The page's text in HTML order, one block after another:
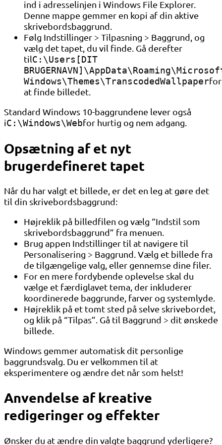
ind i adresselinjen i Windows File Explorer.
Denne mappe gemmer en kopi af din aktive
skrivebordsbaggrund.
Følg Indstillinger > Tilpasning > Baggrund, og
vælg det tapet, du vil finde. Gå derefter
tilC:\Users[DIT
Windows\Themes\TranscodedWallpaperfor
at finde billedet.
Standard Windows 10-baggrundene lever også
iC:\Windows\Webfor hurtig og nem adgang.
Opsætning af et nyt
brugerdefineret tapet
Når du har valgt et billede, er det en leg at gøre det
til din skrivebordsbaggrund:
Højreklik på billedfilen og vælg “Indstil som
skrivebordsbaggrund” fra menuen.
Brug appen Indstillinger til at navigere til
Personalisering > Baggrund. Vælg et billede fra
de tilgængelige valg, eller gennemse dine filer.
For en mere fordybende oplevelse skal du
vælge et færdiglavet tema, der inkluderer
koordinerede baggrunde, farver og systemlyde.
Højreklik på et tomt sted på selve skrivebordet,
og klik på “Tilpas”. Gå til Baggrund > dit ønskede
billede.
Windows gemmer automatisk dit personlige
baggrundsvalg. Du er velkommen til at
eksperimentere og ændre det når som helst!
Anvendelse af kreative
redigeringer og effekter
Ønsker du at ændre din valgte baggrund yderligere?